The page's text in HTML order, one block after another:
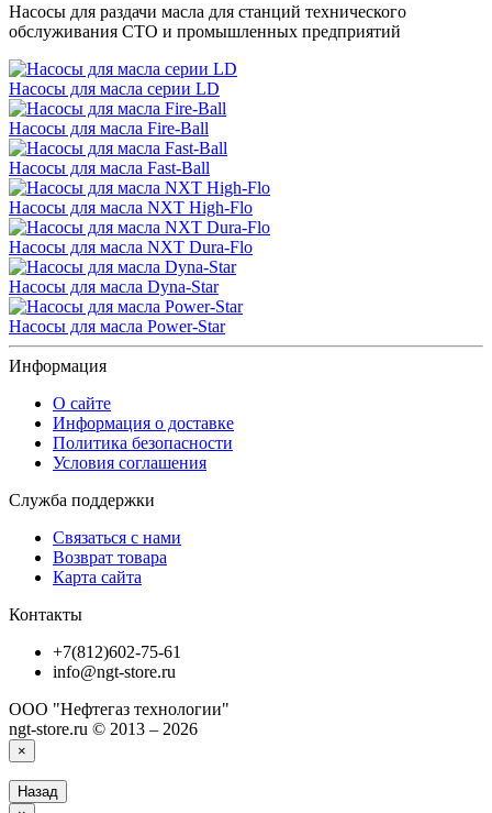
Насосы для раздачи масла для станций технического
обслуживания СТО и промышленных предприятий
Насосы для масла серии LD
Насосы для масла Fire-Ball
Насосы для масла Fast-Ball
Насосы для масла NXT High-Flo
Насосы для масла NXT Dura-Flo
Насосы для масла Dyna-Star
Насосы для масла Power-Star
Информация
О сайте
Информация о доставке
Политика безопасности
Условия соглашения
Служба поддержки
Связаться с нами
Возврат товара
Карта сайта
Контакты
+7(812)602-75-61
info@ngt-store.ru
ООО "Нефтегаз технологии"
ngt-store.ru © 2013 – 2026
×
Назад